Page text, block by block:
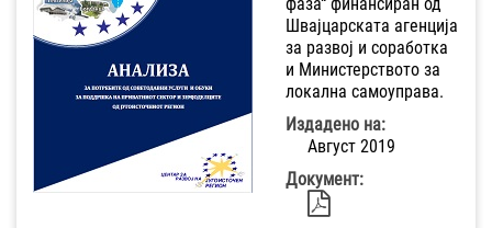
Швајцарската агенција
за развој и соработка
и Министерството за
локална самоуправа.
Издадено на:
Август 2019
Документ: